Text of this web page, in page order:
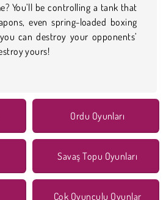
You’ll be controlling a tank that
even spring-loaded boxing
can destroy your opponents’
yours!
Ordu Oyunları
Savaş Topu Oyunları
Çok Oyunculu Oyunlar